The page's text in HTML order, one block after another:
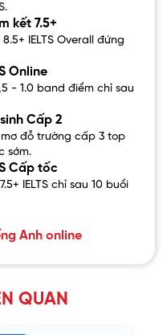
kết 7.5+
IELTS Overall đứng
Online
- 1.0 band điểm chỉ sau
sinh Cấp 2
đỗ trường cấp 3 top
sớm.
Cấp tốc
IELTS chỉ sau 10 buổi
Anh online
QUAN